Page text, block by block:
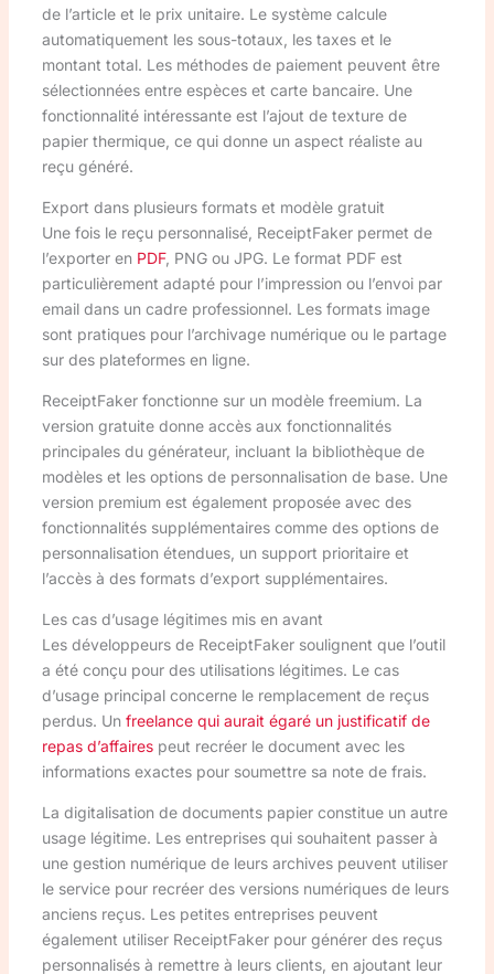
de l’article et le prix unitaire. Le système calcule
automatiquement les sous-totaux, les taxes et le
montant total. Les méthodes de paiement peuvent être
sélectionnées entre espèces et carte bancaire. Une
fonctionnalité intéressante est l’ajout de texture de
papier thermique, ce qui donne un aspect réaliste au
reçu généré.
Export dans plusieurs formats et modèle gratuit
Une fois le reçu personnalisé, ReceiptFaker permet de
l’exporter en PDF, PNG ou JPG. Le format PDF est
particulièrement adapté pour l’impression ou l’envoi par
email dans un cadre professionnel. Les formats image
sont pratiques pour l’archivage numérique ou le partage
sur des plateformes en ligne.
ReceiptFaker fonctionne sur un modèle freemium. La
version gratuite donne accès aux fonctionnalités
principales du générateur, incluant la bibliothèque de
modèles et les options de personnalisation de base. Une
version premium est également proposée avec des
fonctionnalités supplémentaires comme des options de
personnalisation étendues, un support prioritaire et
l’accès à des formats d’export supplémentaires.
Les cas d’usage légitimes mis en avant
Les développeurs de ReceiptFaker soulignent que l’outil
a été conçu pour des utilisations légitimes. Le cas
d’usage principal concerne le remplacement de reçus
perdus. Un freelance qui aurait égaré un justificatif de
repas d’affairespeut recréer le document avec les
informations exactes pour soumettre sa note de frais.
La digitalisation de documents papier constitue un autre
usage légitime. Les entreprises qui souhaitent passer à
une gestion numérique de leurs archives peuvent utiliser
le service pour recréer des versions numériques de leurs
anciens reçus. Les petites entreprises peuvent
également utiliser ReceiptFaker pour générer des reçus
personnalisés à remettre à leurs clients, en ajoutant leur